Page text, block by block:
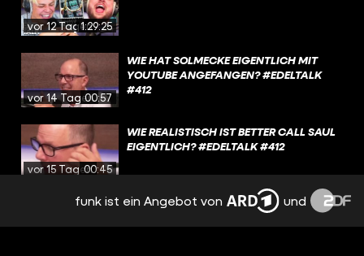
vor 12 Tagen1:29:25
vor 14 Tagen00:57
WIE HAT SOLMECKE EIGENTLICH MIT
YOUTUBE ANGEFANGEN? #EDELTALK
#412
vor 15 Tagen00:45
WIE REALISTISCH IST BETTER CALL SAUL
EIGENTLICH? #EDELTALK #412
EDLEN 5: WAS MACHT MEHR ÄRGER, ALS
MAN DENKT? #EDELTALK #412
funk ist ein Angebot von und